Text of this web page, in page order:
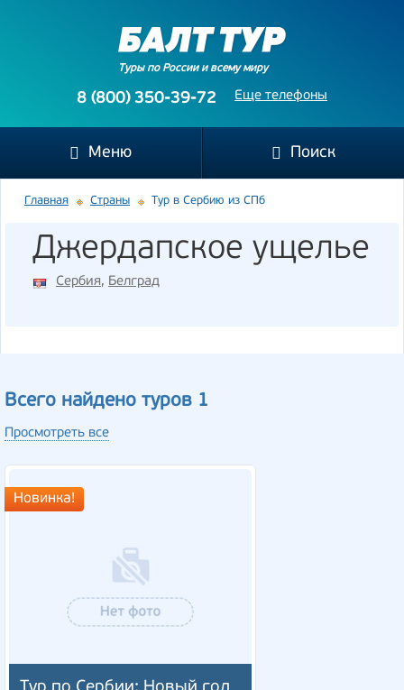
Туры по России и всему миру
Еще телефоны
8 (800) 350-39-72
Меню Поиск
Главная Страны Тур в Сербию из СПб
Джердапское ущелье
Сербия, Белград
Всего найдено туров 1
Просмотреть все
Новинка!